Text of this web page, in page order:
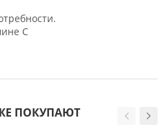
C
ПОКУПАЮТ